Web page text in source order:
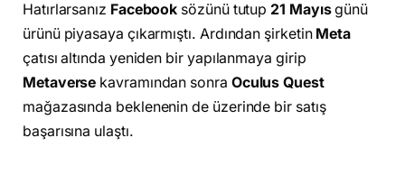
Hatırlarsanız Facebook sözünü tutup 21 Mayısgünü
ürünü piyasaya çıkarmıştı. Ardından şirketin Meta
çatısı altında yeniden bir yapılanmaya girip
Metaverse kavramından sonra Oculus Quest
mağazasında beklenenin de üzerinde bir satış
başarısına ulaştı.